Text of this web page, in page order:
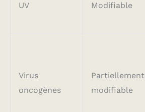
UV Modifiable
Virus
oncogènes
Partiellement
modifiable